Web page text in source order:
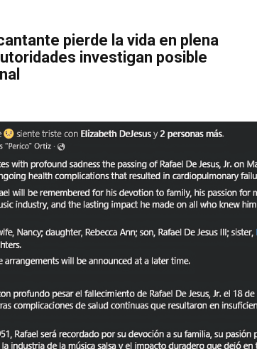
pierde la vida en plena
investigan posible